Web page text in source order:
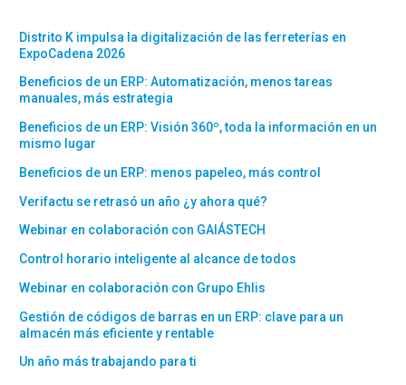
Distrito K impulsa la digitalización de las ferreterías en
ExpoCadena 2026
Beneficios de un ERP: Automatización, menos tareas
manuales, más estrategia
Beneficios de un ERP: Visión 360º, toda la información en un
mismo lugar
Beneficios de un ERP: menos papeleo, más control
Verifactu se retrasó un año ¿y ahora qué?
Webinar en colaboración con GAIÁSTECH
Control horario inteligente al alcance de todos
Webinar en colaboración con Grupo Ehlis
Gestión de códigos de barras en un ERP: clave para un
almacén más eficiente y rentable
Un año más trabajando para ti